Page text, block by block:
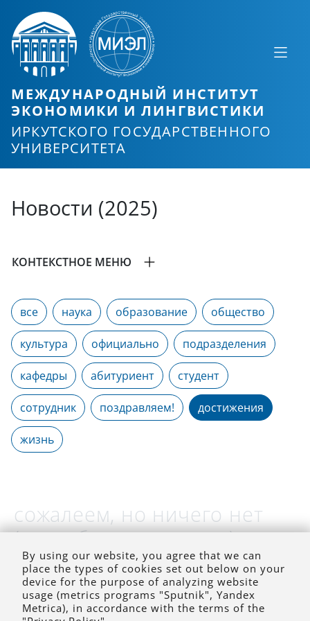
МЕЖДУНАРОДНЫЙ ИНСТИТУТ
ЭКОНОМИКИ И ЛИНГВИСТИКИ
ИРКУТСКОГО ГОСУДАРСТВЕННОГО
УНИВЕРСИТЕТА
Новости (2025)
КОНТЕКСТНОЕ МЕНЮ
все наука образование общество
культура официально подразделения
кафедры абитуриент студент
сотрудник поздравляем! достижения
жизнь
сожалеем, но ничего нет
(на выбранное время)
By using our website, you agree that we can
place the types of cookies set out below on your
device for the purpose of analyzing website
usage (metrics programs "Sputnik", Yandex
Metrica), in accordance with the terms of the